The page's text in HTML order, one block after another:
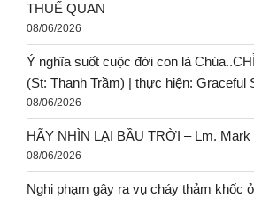
THUẾ QUAN
08/06/2026
Ý nghĩa suốt cuộc đời con là
(St: Thanh Trầm) | thực hiện: Graceful
08/06/2026
HÃY NHÌN LẠI BẦU TRỜI – Lm. Mark
08/06/2026
Nghi phạm gây ra vụ cháy thảm khốc